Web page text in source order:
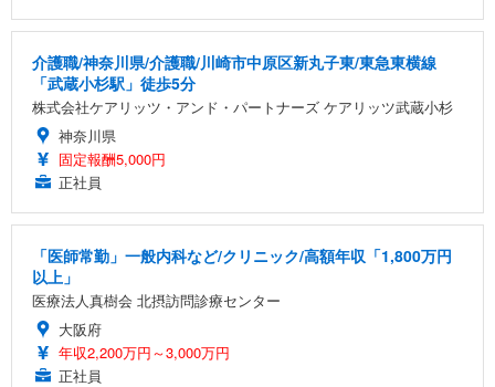
介護職/神奈川県/介護職/川崎市中原区新丸子東/東急東横線
「武蔵小杉駅」徒歩5分
株式会社ケアリッツ・アンド・パートナーズ ケアリッツ武蔵小杉
神奈川県
固定報酬5,000円
正社員
「医師常勤」一般内科など/クリニック/高額年収「1,800万円
以上」
医療法人真樹会 北摂訪問診療センター
大阪府
年収2,200万円～3,000万円
正社員